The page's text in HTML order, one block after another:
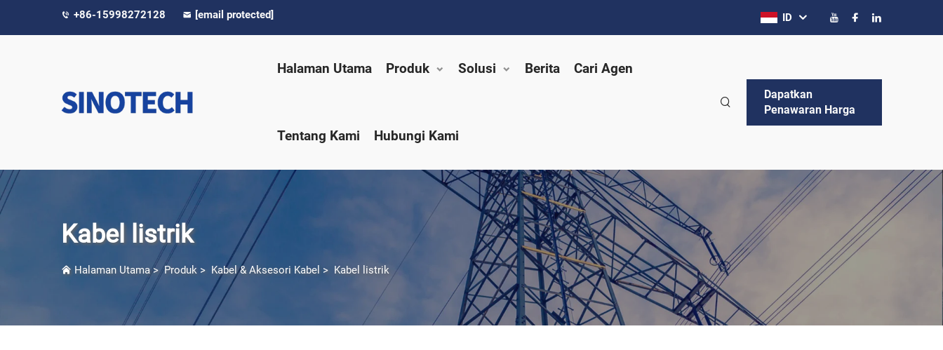
+86-15998272128 [email protected] ID
Halaman Utama Produk Solusi Berita Cari Agen
Tentang Kami Hubungi Kami
Dapatkan
Penawaran Harga
Kabel listrik
Halaman Utama>Produk > Kabel & Aksesori Kabel > Kabel listrik